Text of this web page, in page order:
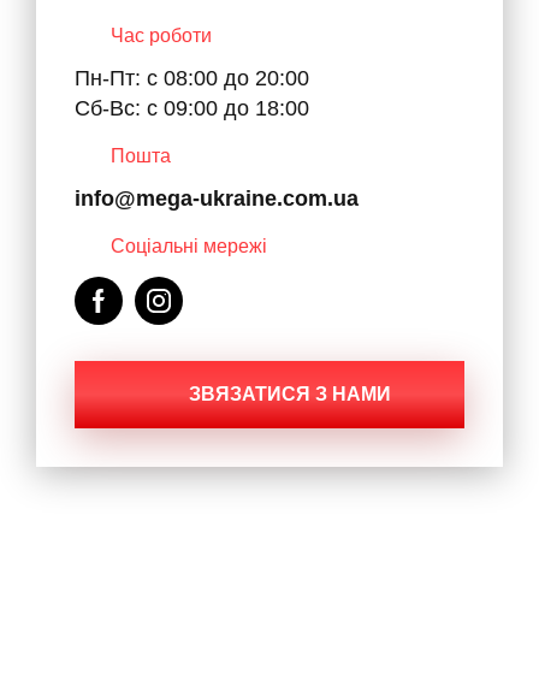
Час роботи
Пн-Пт: с 08:00 до 20:00
Сб-Вс: с 09:00 до 18:00
Пошта
info@mega-ukraine.com.ua
Соціальні мережі
ЗВЯЗАТИСЯ З НАМИ